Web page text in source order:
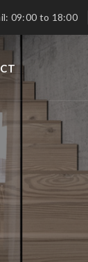
09:00 to 18:00